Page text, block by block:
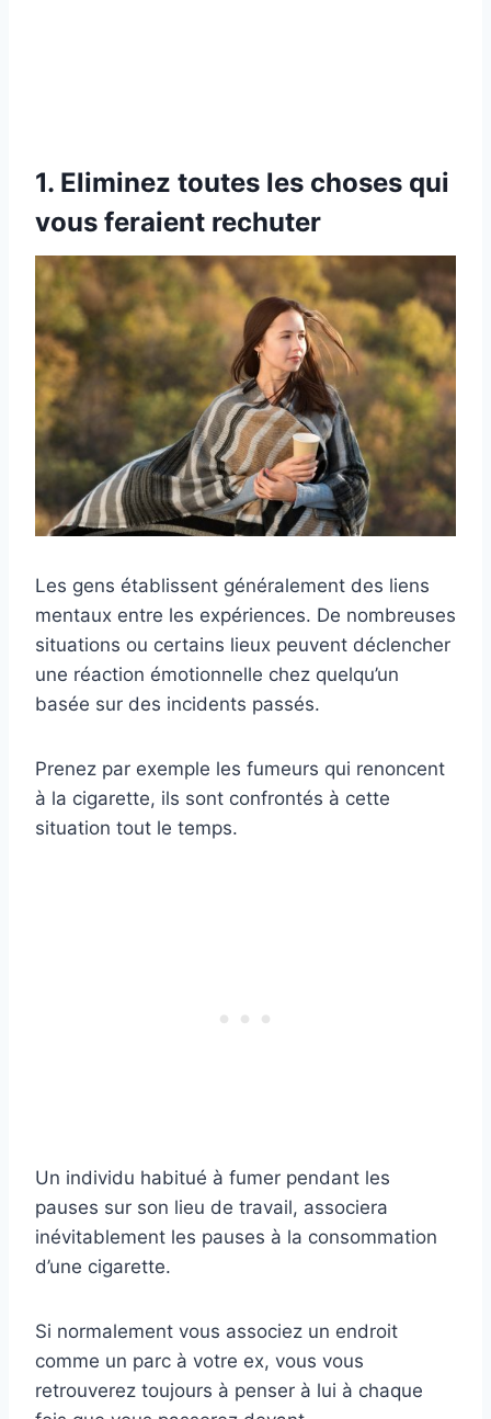
1. Eliminez toutes les choses qui
vous feraient rechuter
Les gens établissent généralement des liens
mentaux entre les expériences. De nombreuses
situations ou certains lieux peuvent déclencher
une réaction émotionnelle chez quelqu’un
basée sur des incidents passés.
Prenez par exemple les fumeurs qui renoncent
à la cigarette, ils sont confrontés à cette
situation tout le temps.
Un individu habitué à fumer pendant les
pauses sur son lieu de travail, associera
inévitablement les pauses à la consommation
d’une cigarette.
Si normalement vous associez un endroit
comme un parc à votre ex, vous vous
retrouverez toujours à penser à lui à chaque